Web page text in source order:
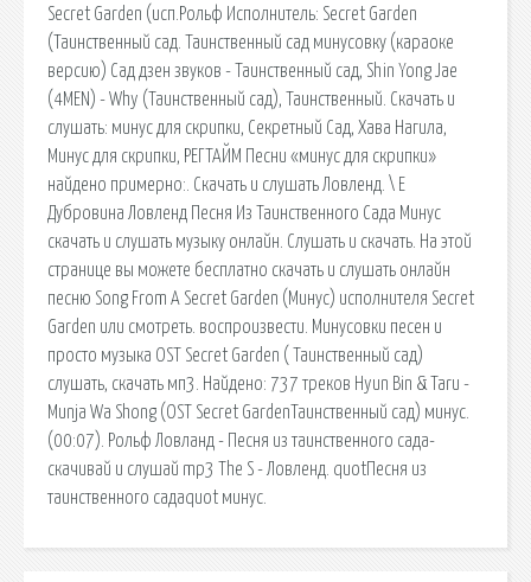
Secret Garden (исп.Рольф Исполнитель: Secret Garden
(Таинственный сад. Таинственный сад минусовку (караоке
версию) Сад дзен звуков - Таинственный сад, Shin Yong Jae
(4MEN) - Why (Таинственный сад), Таинственный. Скачать и
слушать: минус для скрипки, Секретный Сад, Хава Нагила,
Минус для скрипки, РЕГТАЙМ Песни «минус для скрипки»
найдено примерно:. Скачать и слушать Ловленд. \ Е
Дубровина Ловленд Песня Из Таинственного Сада Минус
скачать и слушать музыку онлайн. Cлушать и скачать. На этой
странице вы можете бесплатно скачать и слушать онлайн
песню Song From A Secret Garden (Минус) исполнителя Secret
Garden или смотреть. воспроизвести. Минусовки песен и
просто музыка OST Secret Garden ( Таинственный сад)
слушать, скачать мп3. Найдено: 737 треков Hyun Bin & Taru -
Munja Wa Shong (OST Secret GardenТаинственный сад) минус.
(00:07). Рольф Ловланд - Песня из таинственного сада-
скачивай и слушай mp3 The S - Ловленд. quotПесня из
таинственного садаquot минус.